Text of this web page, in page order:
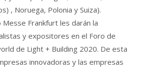
, Noruega, Polonia y Suiza).
Frankfurt les darán la
y expositores en el Foro de
de Light + Building 2020. De esta
innovadoras y las empresas